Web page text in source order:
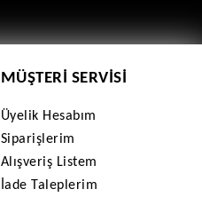
MÜŞTERI SERVISI
Üyelik Hesabım
Siparişlerim
Alışveriş Listem
İade Taleplerim